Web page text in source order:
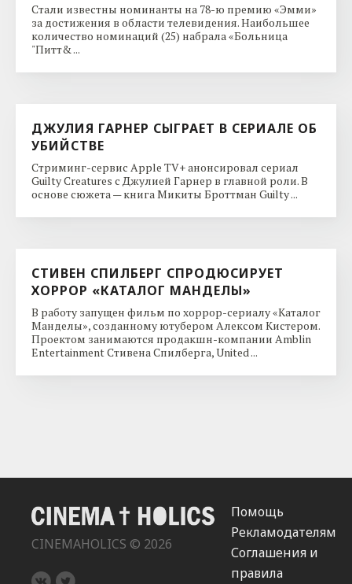
Стали известны номинанты на 78-ю премию «Эмми»
за достижения в области телевидения. Наибольшее
количество номинаций (25) набрала «Больница
"Питт& ...
ДЖУЛИЯ ГАРНЕР СЫГРАЕТ В СЕРИАЛЕ ОБ
УБИЙСТВЕ
Стриминг-сервис Apple TV+ анонсировал сериал
Guilty Creatures с Джулией Гарнер в главной роли. В
основе сюжета — книга Микиты Броттман Guilty ...
СТИВЕН СПИЛБЕРГ СПРОДЮСИРУЕТ
ХОРРОР «КАТАЛОГ МАНДЕЛЫ»
В работу запущен фильм по хоррор-сериалу «Каталог
Манделы», созданному ютубером Алексом Кистером.
Проектом занимаются продакшн-компании Amblin
Entertainment Стивена Спилберга, United ...
CINEMAHOLICS © 2026
Помощь
Рекламодателям
Соглашения и
правила